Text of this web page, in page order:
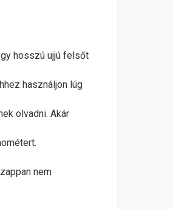
hosszú ujjú felsőt
használjon lúg
olvadni. Akár
nem